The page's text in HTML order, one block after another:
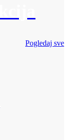
Pogledaj sve